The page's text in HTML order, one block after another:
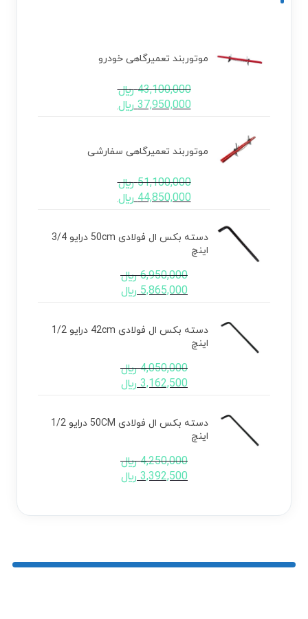
موتوربند تعمیرگاهی خودرو
43,100,000 ﷼
37,950,000 ﷼
موتوربند تعمیرگاهی سفارشی
51,100,000 ﷼
44,850,000 ﷼
دسته بکس ال فولادی 50cm درایو 3/4
اینچ
6,950,000 ﷼
5,865,000 ﷼
دسته بکس ال فولادی 42cm درایو 1/2
اینچ
4,050,000 ﷼
3,162,500 ﷼
دسته بکس ال فولادی 50CM درایو 1/2
اینچ
4,250,000 ﷼
3,392,500 ﷼